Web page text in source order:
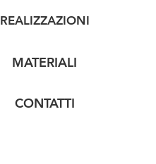
REALIZZAZIONI
MATERIALI
CONTATTI